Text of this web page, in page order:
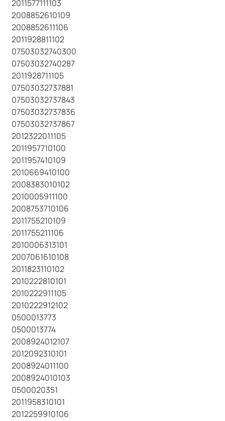
2011577111103
2008852610109
2008852611106
2011928811102
07503032740300
07503032740287
2011928711105
07503032737881
07503032737843
07503032737836
07503032737867
2012322011105
2011957710100
2011957410109
2010669410100
2008383010102
2010005911100
2008753710106
2011755210109
2011755211106
2010006313101
2007061610108
2011823110102
2010222810101
2010222911105
2010222912102
0500013773
0500013774
2008924012107
2012092310101
2008924011100
2008924010103
0500020351
2011958310101
2012259910106